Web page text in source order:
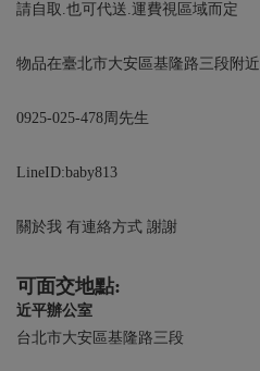
請自取.也可代送.運費視區域而定
物品在臺北市大安區基隆路三段附近
0925-025-478周先生
LineID:baby813
關於我 有連絡方式 謝謝
可面交地點:
近平辦公室
台北市大安區基隆路三段